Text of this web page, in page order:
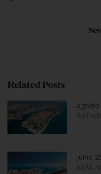
Related Posts
agosto
junio